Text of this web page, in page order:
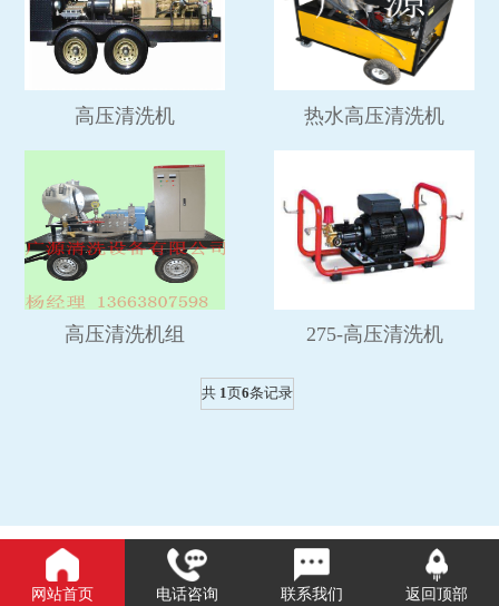
高压清洗机 热水高压清洗机
高压清洗机组 275-高压清洗机
共 1页6条记录
网站首页 电话咨询 联系我们 返回顶部